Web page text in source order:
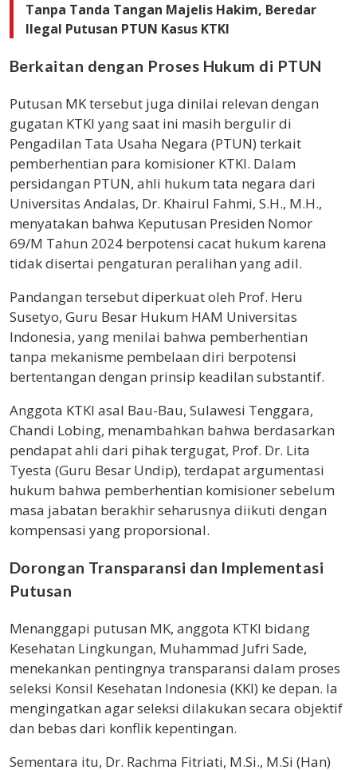
Tanpa Tanda Tangan Majelis Hakim, Beredar
Ilegal Putusan PTUN Kasus KTKI
Berkaitan dengan Proses Hukum di PTUN
Putusan MK tersebut juga dinilai relevan dengan
gugatan KTKI yang saat ini masih bergulir di
Pengadilan Tata Usaha Negara (PTUN) terkait
pemberhentian para komisioner KTKI. Dalam
persidangan PTUN, ahli hukum tata negara dari
Universitas Andalas, Dr. Khairul Fahmi, S.H., M.H.,
menyatakan bahwa Keputusan Presiden Nomor
69/M Tahun 2024 berpotensi cacat hukum karena
tidak disertai pengaturan peralihan yang adil.
Pandangan tersebut diperkuat oleh Prof. Heru
Susetyo, Guru Besar Hukum HAM Universitas
Indonesia, yang menilai bahwa pemberhentian
tanpa mekanisme pembelaan diri berpotensi
bertentangan dengan prinsip keadilan substantif.
Anggota KTKI asal Bau-Bau, Sulawesi Tenggara,
Chandi Lobing, menambahkan bahwa berdasarkan
pendapat ahli dari pihak tergugat, Prof. Dr. Lita
Tyesta (Guru Besar Undip), terdapat argumentasi
hukum bahwa pemberhentian komisioner sebelum
masa jabatan berakhir seharusnya diikuti dengan
kompensasi yang proporsional.
Dorongan Transparansi dan Implementasi
Putusan
Menanggapi putusan MK, anggota KTKI bidang
Kesehatan Lingkungan, Muhammad Jufri Sade,
menekankan pentingnya transparansi dalam proses
seleksi Konsil Kesehatan Indonesia (KKI) ke depan. Ia
mengingatkan agar seleksi dilakukan secara objektif
dan bebas dari konflik kepentingan.
Sementara itu, Dr. Rachma Fitriati, M.Si., M.Si (Han)